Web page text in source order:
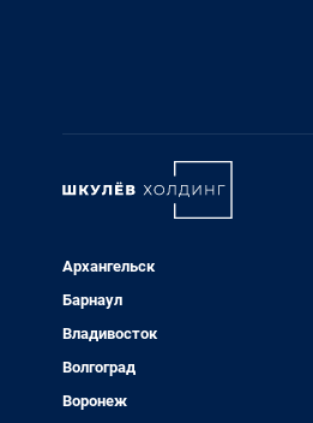
Архангельск
Барнаул
Владивосток
Волгоград
Воронеж